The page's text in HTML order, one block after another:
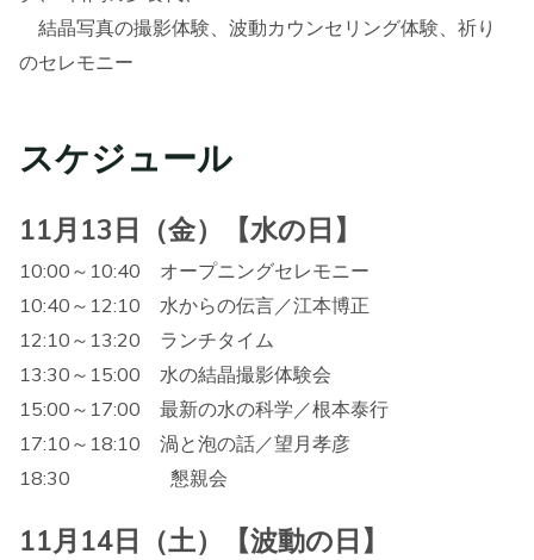
結晶写真の撮影体験、波動カウンセリング体験、祈り
のセレモニー
スケジュール
11月13日（金）【水の日】
10:00～10:40 オープニングセレモニー
10:40～12:10 水からの伝言／江本博正
12:10～13:20 ランチタイム
13:30～15:00 水の結晶撮影体験会
15:00～17:00 最新の水の科学／根本泰行
17:10～18:10 渦と泡の話／望月孝彦
18:30 懇親会
11月14日（土）【波動の日】